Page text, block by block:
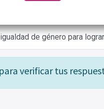
de género para
verificar tus